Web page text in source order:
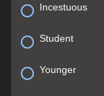
Incestuous
Student
Younger